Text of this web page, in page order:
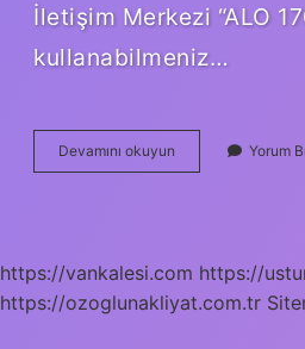
İletişim Merkezi “ALO
kullanabilmeniz…
Devamını okuyun
Işçiye
Mı
Yorum
https://vankalesi.com https://
https://ozoglunakliyat.com.tr